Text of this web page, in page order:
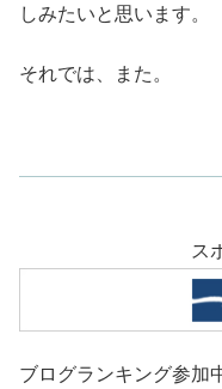
しみたいと思います。
それでは、また。
ス
ブログランキング参加